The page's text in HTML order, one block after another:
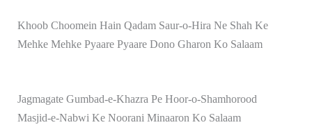
Khoob Choomein Hain Qadam Saur-o-Hira Ne Shah Ke
Mehke Mehke Pyaare Pyaare Dono Gharon Ko Salaam
Jagmagate Gumbad-e-Khazra Pe Hoor-o-Shamhorood
Masjid-e-Nabwi Ke Noorani Minaaron Ko Salaam